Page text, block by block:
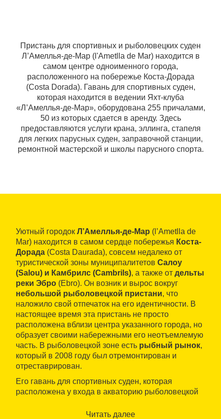
Пристань для спортивных и рыболовецких суден
Л’Амеллья-де-Мар (l'Ametlla de Mar) находится в
самом центре одноименного города,
расположенного на побережье Коста-Дорада
(Costa Dorada). Гавань для спортивных суден,
которая находится в ведении Яхт-клуба
«Л’Амеллья-де-Мар», оборудована 255 причалами,
50 из которых сдается в аренду. Здесь
предоставляются услуги крана, эллинга, стапеля
для легких парусных суден, заправочной станции,
ремонтной мастерской и школы парусного спорта.
Уютный городок Л’Амеллья-де-Мар (l’Ametlla de
Mar) находится в самом сердце побережья Коста-
Дорада (Costa Daurada), совсем недалеко от
туристической зоны муниципалитетов Салоу
(Salou) и Камбрилс (Cambrils), а также от дельты
реки Эбро (Ebro). Он возник и вырос вокруг
небольшой рыболовецкой пристани, что
наложило свой отпечаток на его идентичности. В
настоящее время эта пристань не просто
расположена вблизи центра указанного города, но
образует своими набережными его неотъемлемую
часть. В рыболовецкой зоне есть рыбный рынок,
который в 2008 году был отремонтирован и
отреставрирован.
Его гавань для спортивных суден, которая
расположена у входа в акваторию рыболовецкой
пристанью для спортивных суден, оборудованной
Читать далее